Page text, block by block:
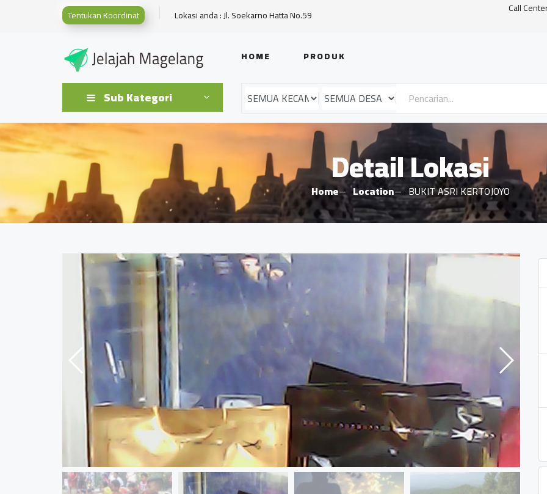
Tentukan Koordinat Lokasi anda : Jl. Soekarno Hatta No.59 Call
HOME PRODUK
Sub Kategori
Detail Lokasi
Home Location BUKIT ASRI KERTOJOYO